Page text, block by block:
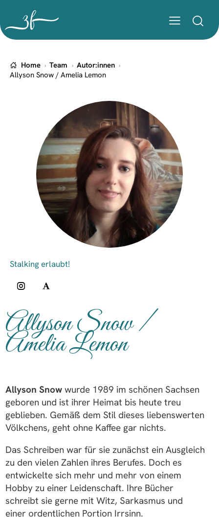
Home Team
Autor:innen
Allyson Snow / Amelia Lemon
Allyson Snow /
Amelia Lemon
Allyson Snow wurde 1989 im schönen Sachsen
geboren und ist ihrer Heimat bis heute treu
geblieben. Gemäß dem Stil dieses liebenswerten
Völkchens, geht ohne Kaffee gar nichts.
Das Schreiben war für sie zunächst ein Ausgleich
zu den vielen Zahlen ihres Berufes. Doch es
entwickelte sich mehr und mehr von einem
Hobby zu einer Leidenschaft. Ihre Bücher
schreibt sie gerne mit Witz, Sarkasmus und
einer ordentlichen Portion Irrsinn.